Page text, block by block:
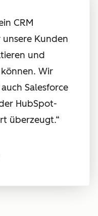
CRM
Kunden
und
Wir
Salesforce
HubSpot-
überzeugt.“